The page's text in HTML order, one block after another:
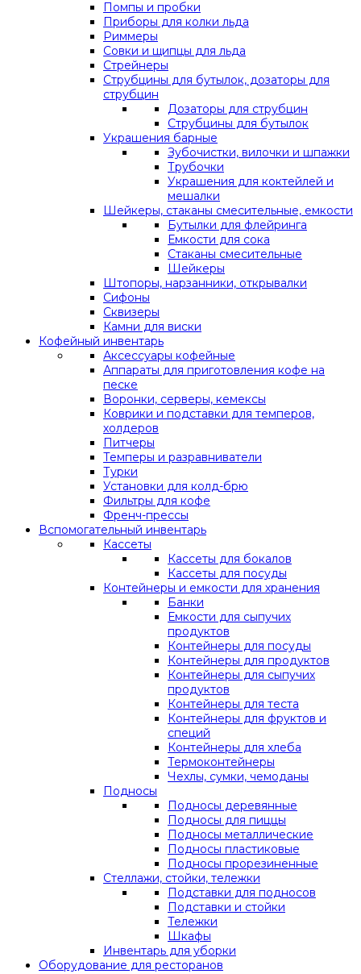
Помпы и пробки
Приборы для колки льда
Риммеры
Совки и щипцы для льда
Стрейнеры
Струбцины для бутылок, дозаторы для
струбцин
Дозаторы для струбцин
Струбцины для бутылок
Украшения барные
Зубочистки, вилочки и шпажки
Трубочки
Украшения для коктейлей и
мешалки
Шейкеры, стаканы смесительные, емкости
Бутылки для флейринга
Емкости для сока
Стаканы смесительные
Шейкеры
Штопоры, нарзанники, открывалки
Сифоны
Сквизеры
Камни для виски
Кофейный инвентарь
Аксессуары кофейные
Аппараты для приготовления кофе на
песке
Воронки, серверы, кемексы
Коврики и подставки для темперов,
холдеров
Питчеры
Темперы и разравниватели
Турки
Установки для колд-брю
Фильтры для кофе
Френч-прессы
Вспомогательный инвентарь
Кассеты
Кассеты для бокалов
Кассеты для посуды
Контейнеры и емкости для хранения
Банки
Емкости для сыпучих
продуктов
Контейнеры для посуды
Контейнеры для продуктов
Контейнеры для сыпучих
продуктов
Контейнеры для теста
Контейнеры для фруктов и
специй
Контейнеры для хлеба
Термоконтейнеры
Чехлы, сумки, чемоданы
Подносы
Подносы деревянные
Подносы для пиццы
Подносы металлические
Подносы пластиковые
Подносы прорезиненные
Стеллажи, стойки, тележки
Подставки для подносов
Подставки и стойки
Тележки
Шкафы
Инвентарь для уборки
Оборудование для ресторанов